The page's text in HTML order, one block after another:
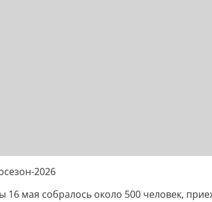
2026
мая собралось около 500 человек,